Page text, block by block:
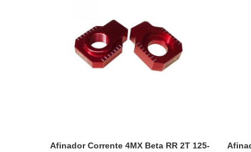
ADICIONAR
Afinador Corrente 4MX Beta RR 2T 125-